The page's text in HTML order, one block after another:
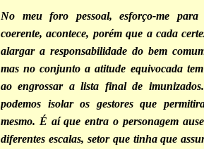
No meu foro pessoal, esforço-me para
coerente, acontece, porém que a cada
alargar a responsabilidade do bem
mas no conjunto a atitude equivocada
ao engrossar a lista final de
podemos isolar os gestores que
mesmo. É aí que entra o personagem
diferentes escalas, setor que tinha que